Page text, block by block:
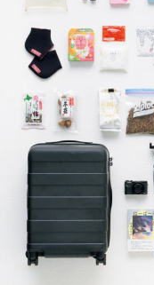
[12星座
女神ま
算命